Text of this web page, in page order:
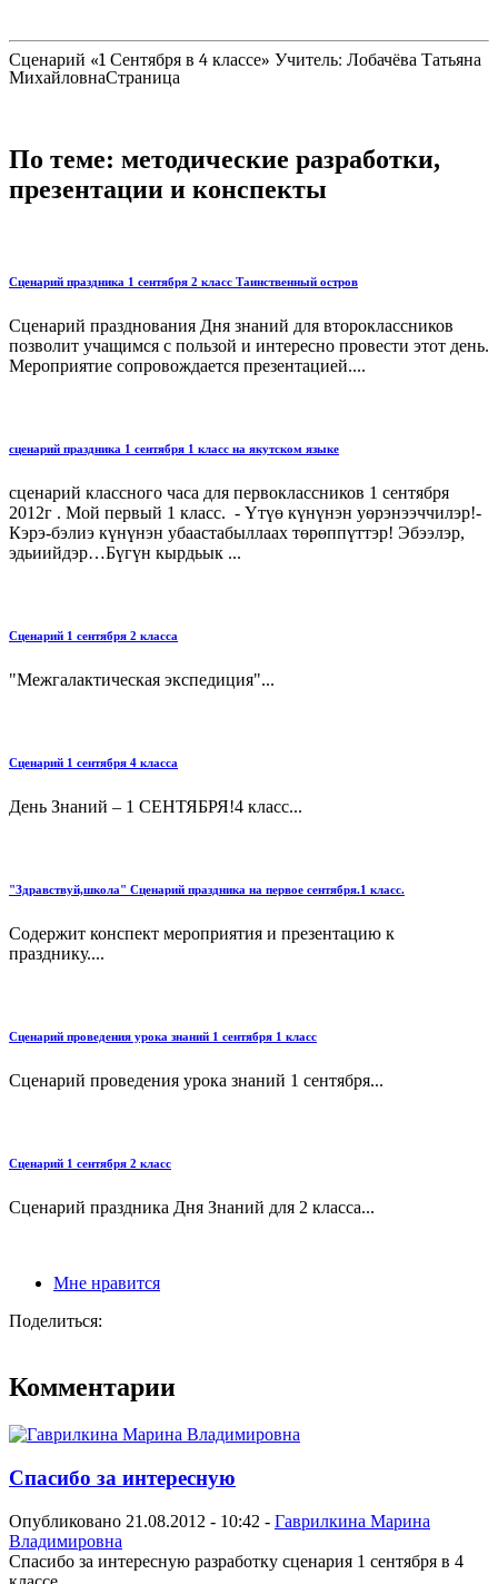
Сценарий «1 Сентября в 4 классе» Учитель: Лобачёва Татьяна
МихайловнаСтраница
По теме: методические разработки,
презентации и конспекты
Сценарий праздника 1 сентября 2 класс Таинственный остров
Сценарий празднования Дня знаний для второклассников
позволит учащимся с пользой и интересно провести этот день.
Мероприятие сопровождается презентацией....
сценарий праздника 1 сентября 1 класс на якутском языке
сценарий классного часа для первоклассников 1 сентября
2012г . Мой первый 1 класс. - Үтүө күнүнэн уөрэнээччилэр!-
Кэрэ-бэлиэ күнүнэн убаастабыллаах төрөппүттэр! Эбээлэр,
эдьиийдэр…Бүгүн кырдьык ...
Сценарий 1 сентября 2 класса
"Межгалактическая экспедиция"...
Сценарий 1 сентября 4 класса
День Знаний – 1 СЕНТЯБРЯ!4 класс...
"Здравствуй,школа" Сценарий праздника на первое сентября.1 класс.
Содержит конспект мероприятия и презентацию к
празднику....
Сценарий проведения урока знаний 1 сентября 1 класс
Сценарий проведения урока знаний 1 сентября...
Сценарий 1 сентября 2 класс
Сценарий праздника Дня Знаний для 2 класса...
Мне нравится
Поделиться:
Комментарии
Спасибо за интересную
Опубликовано 21.08.2012 - 10:42 - Гаврилкина Марина
Владимировна
Спасибо за интересную разработку сценария 1 сентября в 4